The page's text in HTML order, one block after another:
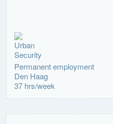
Permanent employment
Den Haag
37 hrs/week